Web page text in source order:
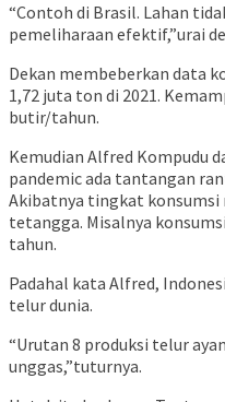
“Contoh di Brasil. Lahan
pemeliharaan efektif,”urai
Dekan membeberkan data
1,72 juta ton di 2021.
butir/tahun.
Kemudian Alfred Kompudu
pandemic ada tantangan
Akibatnya tingkat konsumsi
tetangga. Misalnya
tahun.
Padahal kata Alfred,
telur dunia.
“Urutan 8 produksi telur
unggas,”tuturnya.